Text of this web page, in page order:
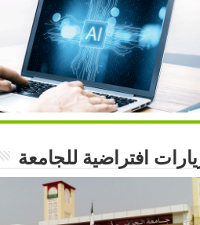
افتراضية للجامعة